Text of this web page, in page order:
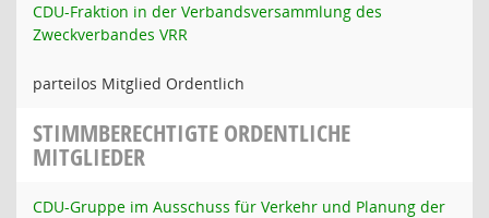
CDU-Fraktion in der Verbandsversammlung des
Zweckverbandes VRR
parteilos Mitglied Ordentlich
STIMMBERECHTIGTE ORDENTLICHE
MITGLIEDER
CDU-Gruppe im Ausschuss für Verkehr und Planung der